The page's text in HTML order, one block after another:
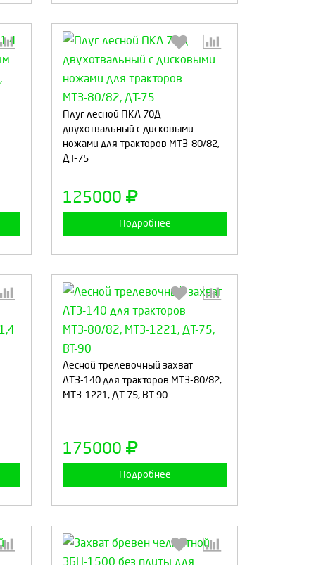
Плуг лесной ПКЛ 70Д
двухотвальный с дисковыми
ножами для тракторов МТЗ-80/82,
ДТ-75
125000
Подробнее
Выберите количество:
Лесной трелевочный захват
ЛТЗ-140 для тракторов МТЗ-80/82,
МТЗ-1221, ДТ-75, ВТ-90
175000
Подробнее
Выберите количество: